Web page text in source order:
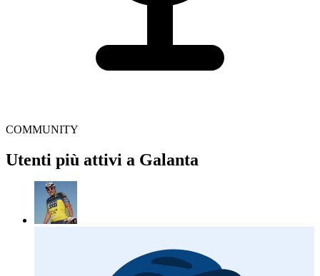
COMMUNITY
Utenti più attivi a Galanta